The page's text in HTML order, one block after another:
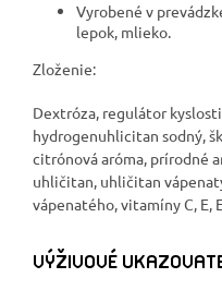
Vyrobené v
lepok, mlieko.
Zloženie:
Dextróza, regulátor
hydrogenuhlicitan sodný,
citrónová aróma, prírodné
uhličitan, uhličitan
vápenatého, vitamíny C, E,
VÝŽIVOVÉ